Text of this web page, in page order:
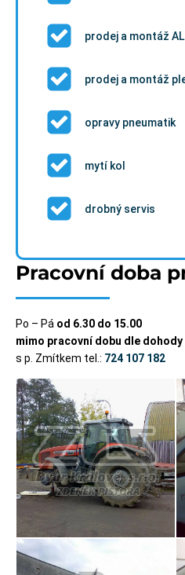
prodej a montáž
prodej a montáž
opravy pneumatik
mytí kol
drobný servis
Pracovní doba
Po – Pá od 6.30 do 15.00
mimo pracovní dobu dle dohody
s p. Zmítkem tel.: 724 107 182